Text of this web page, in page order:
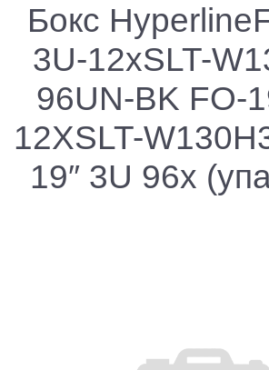
Бокс
3U-12xSLT-
96UN-BK FO-
12XSLT-
19″ 3U 96x